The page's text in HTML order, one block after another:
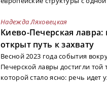
Надежда Ляховецкая
Киево-Печерская лавра:
открыт путь к захвату
Весной 2023 года события
Печерской лавры достигли той
которой стало ясно: речь идет